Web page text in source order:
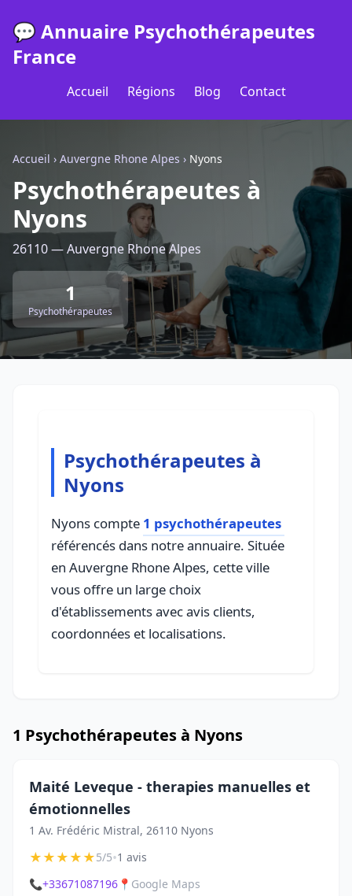
💬 Annuaire Psychothérapeutes
France
Accueil Régions Blog Contact
Accueil › Auvergne Rhone Alpes › Nyons
Psychothérapeutes à
Nyons
26110 — Auvergne Rhone Alpes
1
Psychothérapeutes
Psychothérapeutes à
Nyons
Nyons compte 1 psychothérapeutes
référencés dans notre annuaire. Située
en Auvergne Rhone Alpes, cette ville
vous offre un large choix
d'établissements avec avis clients,
coordonnées et localisations.
1 Psychothérapeutes à Nyons
Maité Leveque - therapies manuelles et
émotionnelles
1 Av. Frédéric Mistral, 26110 Nyons
★★★★★5/5•1 avis
📞+33671087196 📍 Google Maps